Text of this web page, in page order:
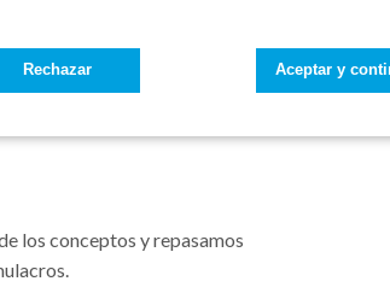
Aceptar y
Rechazar
común.
o módulos a los que
los conceptos y repasamos